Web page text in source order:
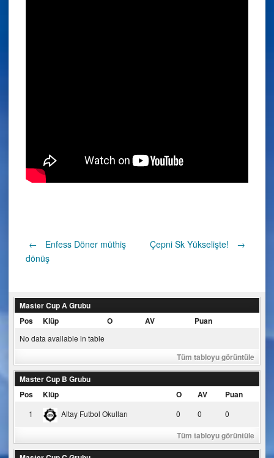
Post
←
Enfess Döner müthiş
dönüş
Çepni Sk Yükselişte! →
Master Cup A Grubu
Pos
Klüp O AV Puan
No data available in table
Tüm tabloyu görüntüle
Master Cup B Grubu
Pos
Klüp O AV Puan
1 Altay Futbol Okulları 0 0 0
Tüm tabloyu görüntüle